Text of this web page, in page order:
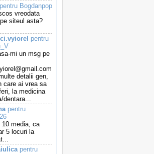
pentru Bogdanpop
vreodata
siteul asta?
pentru
mi un msg pe
detalii gen,
care ai vrea sa
la medicina
dentara...
pentru
10 media, ca
5 locuri la
pentru